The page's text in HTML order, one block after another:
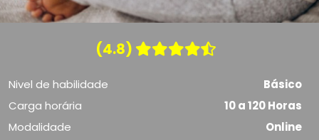
(4.8)
Nivel de habilidade
Básico
Carga horária
10 a 120 Horas
Modalidade
Online